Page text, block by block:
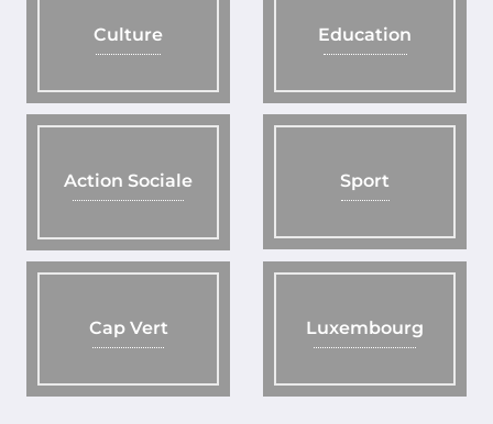
Culture Education
Action Sociale Sport
Cap Vert Luxembourg